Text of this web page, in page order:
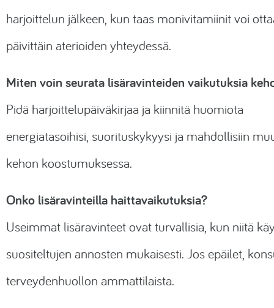
harjoittelun jälkeen, kun taas monivitamiinit voi
päivittäin aterioiden yhteydessä.
Miten voin seurata lisäravinteiden vaikutuksia
Pidä harjoittelupäiväkirjaa ja kiinnitä huomiota
energiatasoihisi, suorituskykyysi ja mahdollisiin
kehon koostumuksessa.
Onko lisäravinteilla haittavaikutuksia?
Useimmat lisäravinteet ovat turvallisia, kun niitä
suositeltujen annosten mukaisesti. Jos epäilet,
terveydenhuollon ammattilaista.